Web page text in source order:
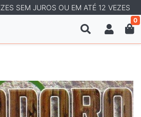
SEM JUROS OU EM ATÉ 12 VEZES
0